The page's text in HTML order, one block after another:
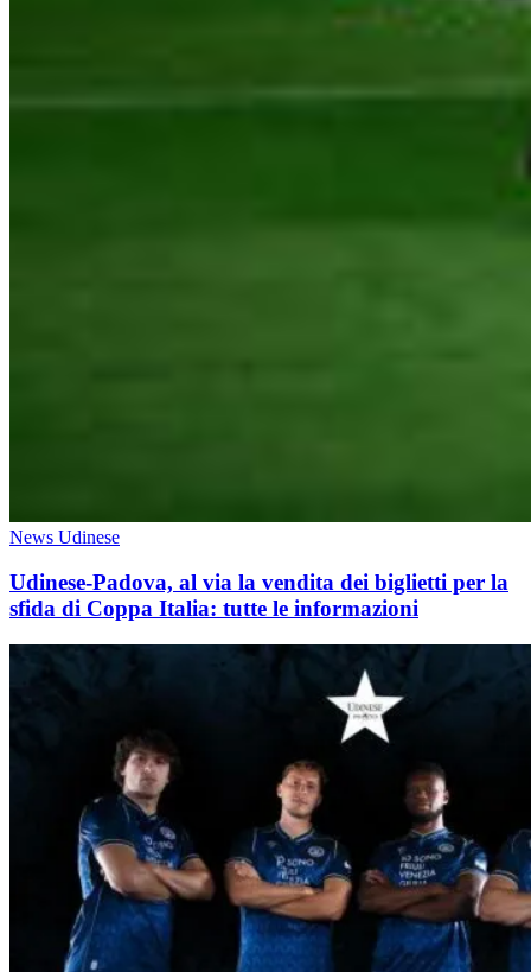
News Udinese
Udinese-Padova, al via la vendita dei biglietti per la
sfida di Coppa Italia: tutte le informazioni